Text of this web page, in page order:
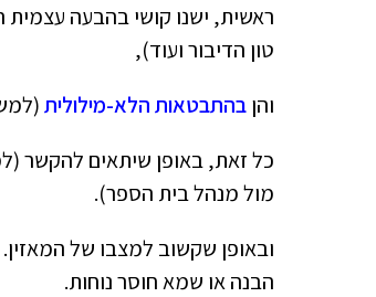
ראשית, ישנו קושי בהבעה עצמית
טון הדיבור ועוד),
והןבהתבטאות הלא-מילולית
כל זאת, באופן שיתאים להקשר
מול מנהל בית הספר).
ובאופן שקשוב למצבו של
הבנה או שמא חוסר נוחות.